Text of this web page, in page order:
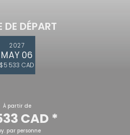
DE DÉPART
2027
MAY 06
$5 533 CAD
À partir de
CAD *
par personne